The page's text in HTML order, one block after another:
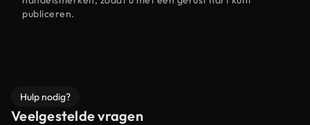
publiceren.
Hulp nodig?
Veelgestelde vragen